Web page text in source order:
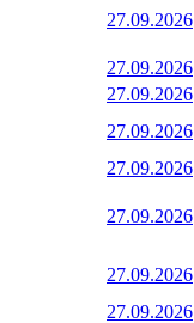
27.09.2026
27.09.2026
27.09.2026
27.09.2026
27.09.2026
27.09.2026
27.09.2026
27.09.2026